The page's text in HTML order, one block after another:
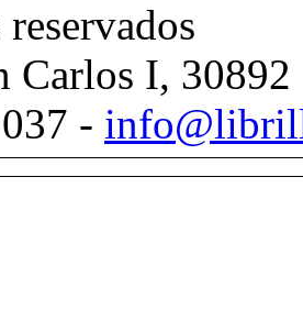
Carlos I,
-